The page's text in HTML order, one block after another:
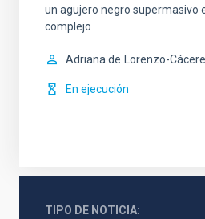
un agujero negro supermasivo
complejo
Adriana de Lorenzo-
En ejecución
TIPO DE NOTICIA